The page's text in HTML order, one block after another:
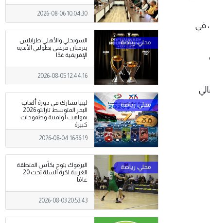
في
2026-08-06 10:04:30
السويحلي والأهلي طرابلس
يترقبان قرعتي بطولتي الأندية
الإفريقية غدًا
2026-08-05 12:44:16
ليبيا تشارك في دورة ألعاب
البحر المتوسط تارانتو 2026
بمواهب أولمبية وطموحات
كبيرة
2026-08-04 16:36:19
اليرموك يتوج بكأس المنطقة
الغربية لكرة السلة تحت 20
عامًا
2026-08-03 20:53:43